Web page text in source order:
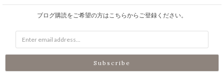
ブログ購読をご希望の方はこちらからご登録ください。